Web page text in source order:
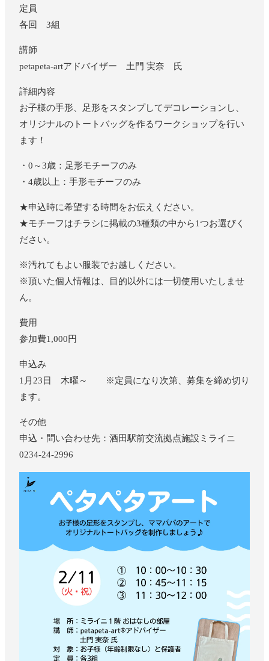
定員
各回 3組
講師
petapeta-artアドバイザー 土門 実奈 氏
詳細内容
お子様の手形、足形をスタンプしてデコレーションし、
オリジナルのトートバッグを作るワークショップを行い
ます！
・0～3歳：足形モチーフのみ
・4歳以上：手形モチーフのみ
★申込時に希望する時間をお伝えください。
★モチーフはチラシに掲載の3種類の中から1つお選びく
ださい。
※汚れてもよい服装でお越しください。
※頂いた個人情報は、目的以外には一切使用いたしませ
ん。
費用
参加費1,000円
申込み
1月23日 木曜～ ※定員になり次第、募集を締め切り
ます。
その他
申込・問い合わせ先：酒田駅前交流拠点施設ミライニ
0234-24-2996